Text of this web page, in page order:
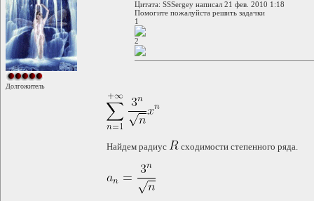
Долгожитель
Цитата: SSSergey написал 21 фев. 2010 1:18
Помогите пожалуйста решить задачки
1
2
Найдем радиус сходимости степенного ряда.